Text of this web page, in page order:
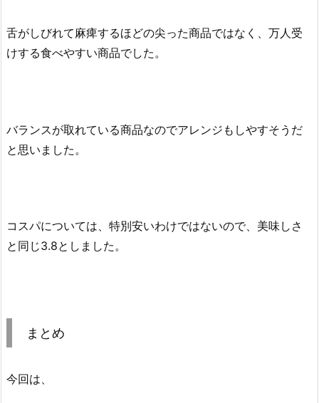
舌がしびれて麻痺するほどの尖った商品ではなく、万人受
けする食べやすい商品でした。
バランスが取れている商品なのでアレンジもしやすそうだ
と思いました。
コスパについては、特別安いわけではないので、美味しさ
と同じ3.8としました。
まとめ
今回は、